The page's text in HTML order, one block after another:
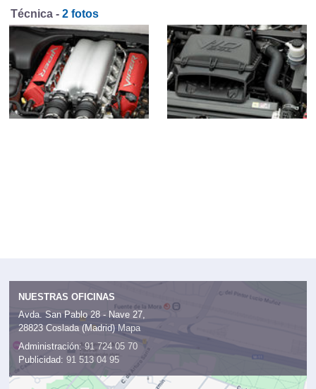
Técnica - 2 fotos
NUESTRAS OFICINAS
Avda. San Pablo 28 - Nave 27,
28823 Coslada (Madrid) Mapa
Administración: 91 724 05 70
Publicidad: 91 513 04 95